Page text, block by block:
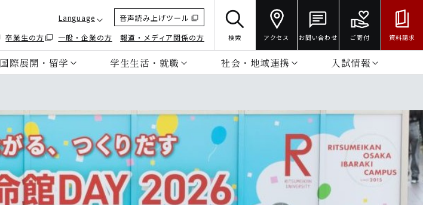
Language
音声読み上げツール
卒業生の方 一般・企業の方 報道・メディア関係の方 検索 アクセス お問い合わせ ご寄付 資料請求
国際展開・留学 学生生活・就職 社会・地域連携 入試情報